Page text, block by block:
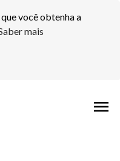
você obtenha a
mais
menu